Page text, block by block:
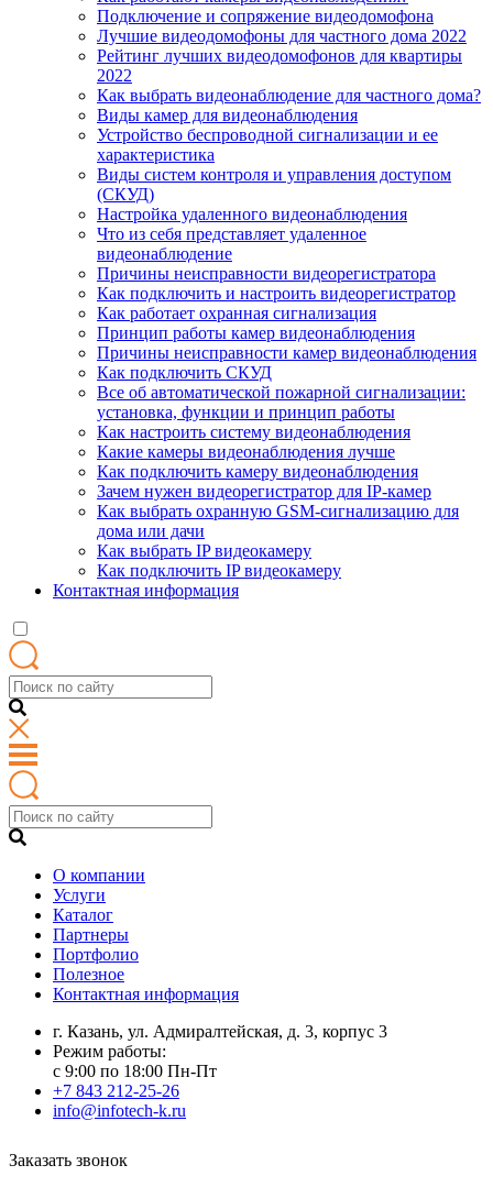
Подключение и сопряжение видеодомофона
Лучшие видеодомофоны для частного дома 2022
Рейтинг лучших видеодомофонов для квартиры
2022
Как выбрать видеонаблюдение для частного дома?
Виды камер для видеонаблюдения
Устройство беспроводной сигнализации и ее
характеристика
Виды систем контроля и управления доступом
(СКУД)
Настройка удаленного видеонаблюдения
Что из себя представляет удаленное
видеонаблюдение
Причины неисправности видеорегистратора
Как подключить и настроить видеорегистратор
Как работает охранная сигнализация
Принцип работы камер видеонаблюдения
Причины неисправности камер видеонаблюдения
Как подключить СКУД
Все об автоматической пожарной сигнализации:
установка, функции и принцип работы
Как настроить систему видеонаблюдения
Какие камеры видеонаблюдения лучше
Как подключить камеру видеонаблюдения
Зачем нужен видеорегистратор для IP-камер
Как выбрать охранную GSM-сигнализацию для
дома или дачи
Как выбрать IP видеокамеру
Как подключить IP видеокамеру
Контактная информация
О компании
Услуги
Каталог
Партнеры
Портфолио
Полезное
Контактная информация
г. Казань, ул. Адмиралтейская, д. 3, корпус 3
Режим работы:
с 9:00 по 18:00 Пн-Пт
+7 843 212-25-26
info@infotech-k.ru
Заказать звонок